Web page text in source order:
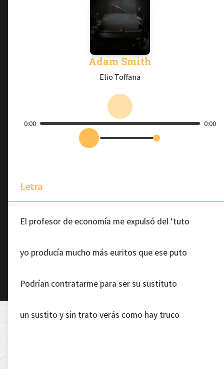
Adam Smith
Elio Toffana
0:00 0:00
Letra
El profesor de economía me expulsó del ‘tuto
yo producía mucho más euritos que ese puto
Podrían contratarme para ser su sustituto
un sustito y sin trato verás como hay truco